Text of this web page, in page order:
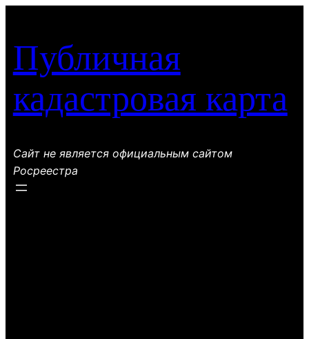
содержимому
Публичная
кадастровая карта
Сайт не является официальным сайтом
Росреестра